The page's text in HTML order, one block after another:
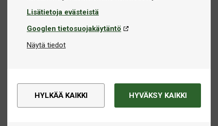
Lisätietoja evästeistä
Googlen tietosuojakäytäntö
Näytä tiedot
HYLKÄÄ KAIKKI HYVÄKSY KAIKKI